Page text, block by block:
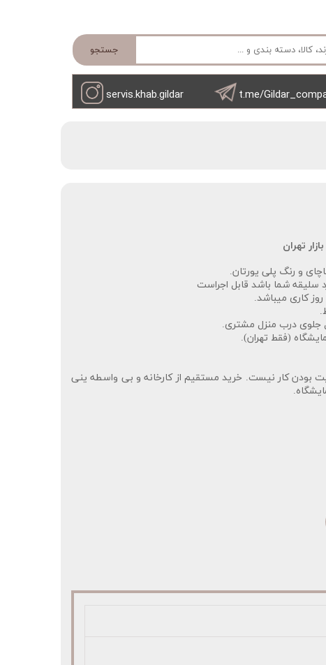
جستجو
t.me/
servis.khab.gildar
تهران‌‌
سلیقه شما باشد قابل اجراست
جلوی درب منزل مشتری.
(فقط تهران).
بودن کار نیست. خرید مستقیم از کارخانه و بی واسطه ینی